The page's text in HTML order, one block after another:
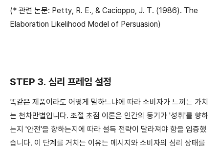
(* 관련 논문: Petty, R. E., & Cacioppo, J. T. (1986). The
Elaboration Likelihood Model of Persuasion)
STEP 3. 심리 프레임 설정
똑같은 제품이라도 어떻게 말하느냐에 따라 소비자가 느끼는 가치
는 천차만별입니다. 조절 초점 이론은 인간의 동기가 '성취'를 향하
는지 '안전'을 향하는지에 따라 설득 전략이 달라져야 함을 입증했
습니다. 이 단계를 거치는 이유는 메시지와 소비자의 심리 상태를